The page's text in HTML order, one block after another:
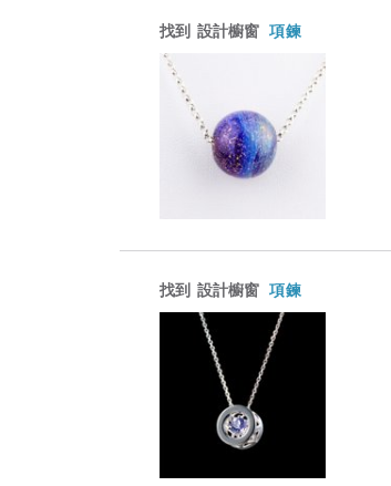
找到 設計櫥窗 項鍊
找到 設計櫥窗 項鍊